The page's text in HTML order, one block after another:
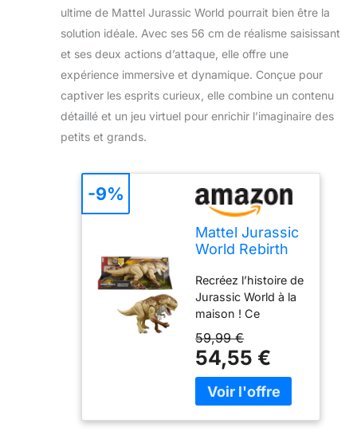
ultime de Mattel Jurassic World pourrait bien être la
solution idéale. Avec ses 56 cm de réalisme saisissant
et ses deux actions d’attaque, elle offre une
expérience immersive et dynamique. Conçue pour
captiver les esprits curieux, elle combine un contenu
détaillé et un jeu virtuel pour enrichir l’imaginaire des
petits et grands.
Mattel Jurassic
World Rebirth
Distortus Rex
Rumble N
Rampage
Recréez l’histoire de
Jurassic World à la
maison ! Ce
Distortus Rex
Combat ultime
vous plonge dans
l’action et les
frissons de Jurassic
59,99 €
54,55 €
-9%